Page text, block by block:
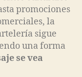
promociones
la
sigue
una forma
se vea